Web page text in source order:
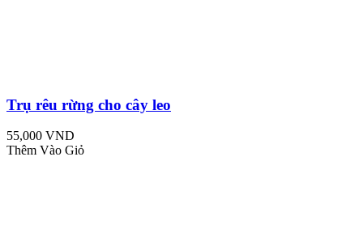
Trụ rêu rừng cho cây leo
55,000 VND
Thêm Vào Giỏ